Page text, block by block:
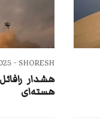
SHORESH -
هشدار
هسته‌ای